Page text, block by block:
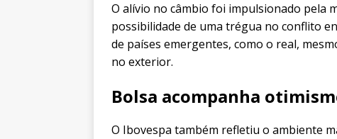
O alívio no câmbio foi impulsionado pela
possibilidade de uma trégua no conflito
de países emergentes, como o real,
no exterior.
Bolsa acompanha
O Ibovespa também refletiu o ambiente